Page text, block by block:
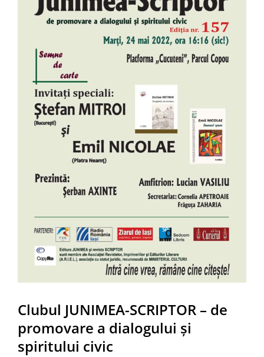
Clubul JUNIMEA-SCRIPTOR – de
promovare a dialogului și
spiritului civic